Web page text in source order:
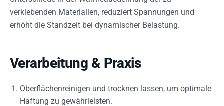
verklebenden Materialien, reduziert Spannungen und
erhöht die Standzeit bei dynamischer Belastung.
Verarbeitung & Praxis
Oberflächenreinigen und trocknen lassen, um optimale
Haftung zu gewährleisten.